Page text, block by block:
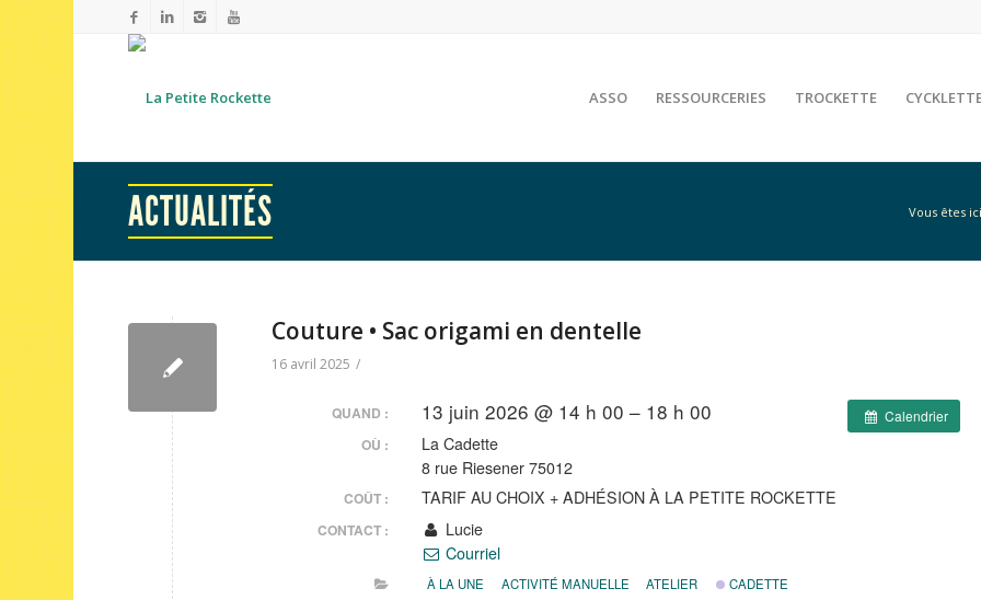
ASSO RESSOURCERIES TROCKETTE
ACTUALITÉS Vous êtes
Couture • Sac origami en dentelle
16 avril 2025 /
Calendrier
QUAND : 13 juin 2026 @ 14 h 00 – 18 h 00
OÙ :
La Cadette
8 rue Riesener 75012
COÛT : TARIF AU CHOIX + ADHÉSION À LA PETITE ROCKETTE
CONTACT :
Lucie
Courriel
À LA UNE ACTIVITÉ MANUELLE ATELIER CADETTE